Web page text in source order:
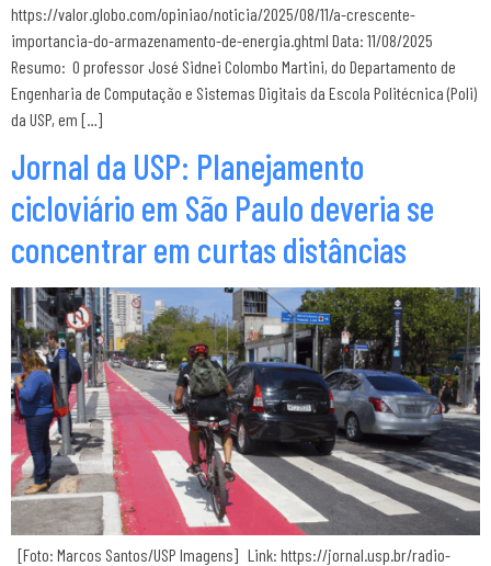
https://valor.globo.com/opiniao/noticia/2025/08/11/a-crescente-
importancia-do-armazenamento-de-energia.ghtml Data: 11/08/2025
Resumo: O professor José Sidnei Colombo Martini, do Departamento de
Engenharia de Computação e Sistemas Digitais da Escola Politécnica (Poli)
da USP, em […]
Jornal da USP: Planejamento
cicloviário em São Paulo deveria se
concentrar em curtas distâncias
[Foto: Marcos Santos/USP Imagens] Link: https://jornal.usp.br/radio-